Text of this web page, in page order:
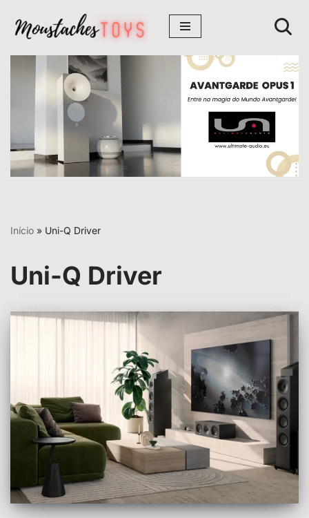
Avançar
para
conteúdo
Início » Uni-Q Driver
Uni-Q Driver